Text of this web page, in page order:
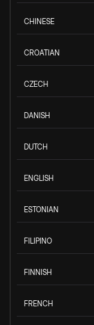
CHINESE
CROATIAN
CZECH
DANISH
DUTCH
ENGLISH
ESTONIAN
FILIPINO
FINNISH
FRENCH